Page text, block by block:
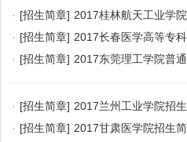
· [招生简章] 2017桂林航天工业学
· [招生简章] 2017长春医学高等专
· [招生简章] 2017东莞理工学院普
· [招生简章] 2017兰州工业学院招
· [招生简章] 2017甘肃医学院招生